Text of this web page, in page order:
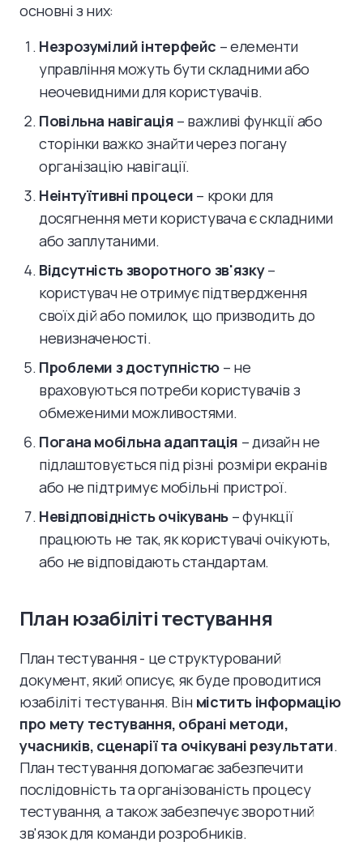
основні з них:
Незрозумілий інтерфейс – елементи
управління можуть бути складними або
неочевидними для користувачів.
Повільна навігація – важливі функції або
сторінки важко знайти через погану
організацію навігації.
Неінтуїтивні процеси – кроки для
досягнення мети користувача є складними
або заплутаними.
Відсутність зворотного зв'язку–
користувач не отримує підтвердження
своїх дій або помилок, що призводить до
невизначеності.
Проблеми з доступністю – не
враховуються потреби користувачів з
обмеженими можливостями.
Погана мобільна адаптація – дизайн не
підлаштовується під різні розміри екранів
або не підтримує мобільні пристрої.
Невідповідність очікувань – функції
працюють не так, як користувачі очікують,
або не відповідають стандартам.
План юзабіліті тестування
План тестування - це структурований
документ, який описує, як буде проводитися
юзабіліті тестування. Він містить інформацію
про мету тестування, обрані методи,
учасників, сценарії та очікувані результати.
План тестування допомагає забезпечити
послідовність та організованість процесу
тестування, а також забезпечує зворотний
зв'язок для команди розробників.